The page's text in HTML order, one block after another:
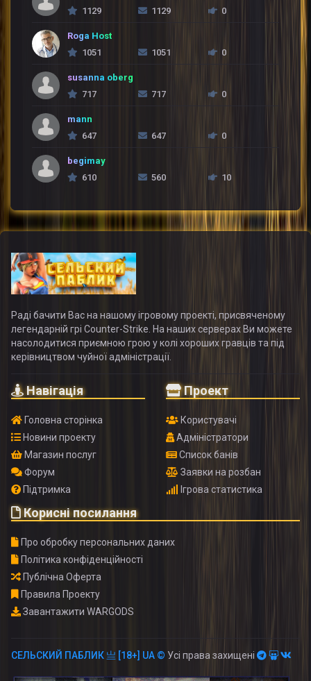
1129
1129 0
Roga Host
1051
1051 0
susanna oberg
717
717 0
mann
647
647 0
begimay
610
560 10
Раді бачити Вас на нашому ігровому проекті, присвяченому
легендарній грі Counter-Strike. На наших серверах Ви можете
насолодитися приємною грою у колі хороших гравців та під
керівництвом чуйної адміністрації.
Навігація
Головна сторінка
Новини проекту
Магазин послуг
Форум
Підтримка
Проект
Користувачі
Адміністратори
Список банів
Заявки на розбан
Ігрова статистика
Корисні посилання
Про обробку персональних даних
Політика конфіденційності
Публічна Оферта
Правила Проекту
Завантажити WARGODS
СЕЛЬСКИЙ ПАБЛИК 亗 [18+] UA © Усі права захищені